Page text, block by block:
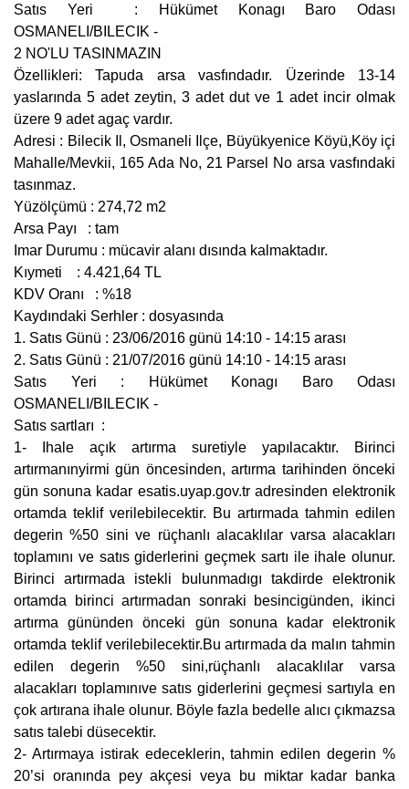
Satıs Yeri : Hükümet Konagı Baro Odası
OSMANELI/BILECIK -
2 NO'LU TASINMAZIN
Özellikleri: Tapuda arsa vasfındadır. Üzerinde 13-14
yaslarında 5 adet zeytin, 3 adet dut ve 1 adet incir olmak
üzere 9 adet agaç vardır.
Adresi : Bilecik Il, Osmaneli Ilçe, Büyükyenice Köyü,Köy içi
Mahalle/Mevkii, 165 Ada No, 21 Parsel No arsa vasfındaki
tasınmaz.
Yüzölçümü : 274,72 m2
Arsa Payı : tam
Imar Durumu : mücavir alanı dısında kalmaktadır.
Kıymeti : 4.421,64 TL
KDV Oranı : %18
Kaydındaki Serhler : dosyasında
1. Satıs Günü : 23/06/2016 günü 14:10 - 14:15 arası
2. Satıs Günü : 21/07/2016 günü 14:10 - 14:15 arası
Satıs Yeri : Hükümet Konagı Baro Odası
OSMANELI/BILECIK -
Satıs sartları :
1- Ihale açık artırma suretiyle yapılacaktır. Birinci
artırmanınyirmi gün öncesinden, artırma tarihinden önceki
gün sonuna kadar esatis.uyap.gov.tr adresinden elektronik
ortamda teklif verilebilecektir. Bu artırmada tahmin edilen
degerin %50 sini ve rüçhanlı alacaklılar varsa alacakları
toplamını ve satıs giderlerini geçmek sartı ile ihale olunur.
Birinci artırmada istekli bulunmadıgı takdirde elektronik
ortamda birinci artırmadan sonraki besincigünden, ikinci
artırma gününden önceki gün sonuna kadar elektronik
ortamda teklif verilebilecektir.Bu artırmada da malın tahmin
edilen degerin %50 sini,rüçhanlı alacaklılar varsa
alacakları toplamınıve satıs giderlerini geçmesi sartıyla en
çok artırana ihale olunur. Böyle fazla bedelle alıcı çıkmazsa
satıs talebi düsecektir.
2- Artırmaya istirak edeceklerin, tahmin edilen degerin %
20’si oranında pey akçesi veya bu miktar kadar banka